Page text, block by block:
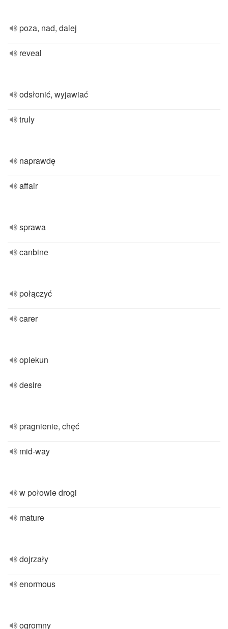
poza, nad, dalej
reveal
odsłonić, wyjawiać
truly
naprawdę
affair
sprawa
canbine
połączyć
carer
opiekun
desire
pragnienie, chęć
mid-way
w połowie drogi
mature
dojrzały
enormous
ogromny